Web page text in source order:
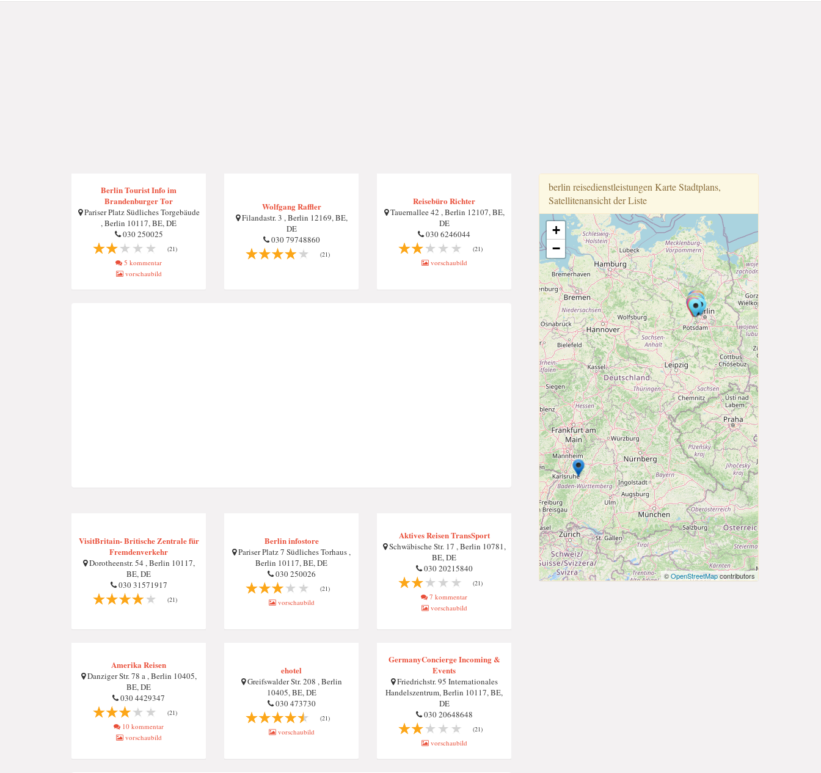
Berlin Tourist Info im
Brandenburger Tor
Pariser Platz Südliches Torgebäude
, Berlin 10117, BE, DE
030 250025
(21)
5 kommentar
vorschaubild
Wolfgang Raffler
Filandastr. 3 , Berlin 12169, BE,
DE
030 79748860
(21)
Reisebüro Richter
Tauernallee 42 , Berlin 12107, BE,
DE
030 6246044
(21)
vorschaubild
VisitBritain- Britische Zentrale für
Fremdenverkehr
Dorotheenstr. 54 , Berlin 10117,
BE, DE
030 31571917
(21)
Berlin infostore
Pariser Platz 7 Südliches Torhaus ,
Berlin 10117, BE, DE
030 250026
(21)
vorschaubild
Aktives Reisen TransSport
Schwäbische Str. 17 , Berlin 10781,
BE, DE
030 20215840
(21)
7 kommentar
vorschaubild
Amerika Reisen
Danziger Str. 78 a , Berlin 10405,
BE, DE
030 4429347
(21)
10 kommentar
vorschaubild
ehotel
Greifswalder Str. 208 , Berlin
10405, BE, DE
030 473730
(21)
vorschaubild
GermanyConcierge Incoming &
Events
Friedrichstr. 95 Internationales
Handelszentrum, Berlin 10117, BE,
DE
030 20648648
(21)
vorschaubild
berlin reisedienstleistungen Karte Stadtplans,
Satellitenansicht der Liste
+
−
©OpenStreetMapcontributors